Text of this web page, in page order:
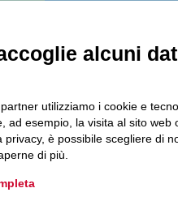
Guarda i nostri
alcuni
utilizziamo i cookie e
ad esempio, la visita al sito web
è possibile scegliere di
di più.